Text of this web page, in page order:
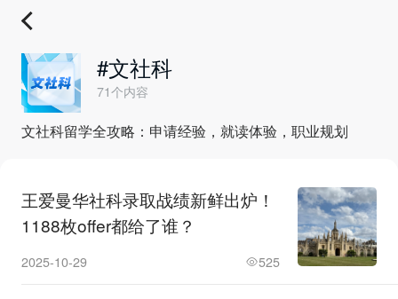
#文社科
71个内容
文社科留学全攻略：申请经验，就读体验，职业规划
王爱曼华社科录取战绩新鲜出炉！
1188枚offer都给了谁？
2025-10-29 525